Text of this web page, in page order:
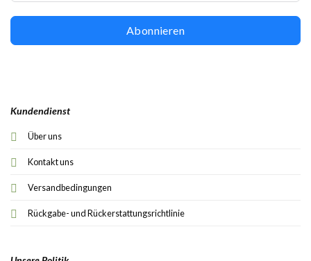
Kundendienst
Über uns
Kontakt uns
Versandbedingungen
Rückgabe- und Rückerstattungsrichtlinie
Abonnieren